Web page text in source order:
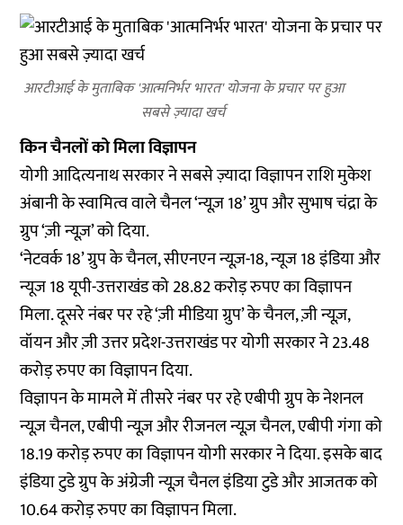
आरटीआई के मुताबिक 'आत्मनिर्भर भारत' योजना के प्रचार पर हुआ
सबसे ज़्यादा खर्च
किन चैनलों को मिला विज्ञापन
योगी आदित्यनाथ सरकार ने सबसे ज़्यादा विज्ञापन राशि मुकेश
अंबानी के स्वामित्व वाले चैनल ‘न्यूज़ 18’ ग्रुप और सुभाष चंद्रा के
ग्रुप ‘ज़ी न्यूज़’ को दिया.
‘नेटवर्क 18’ ग्रुप के चैनल, सीएनएन न्यूज़-18, न्यूज 18 इंडिया और
न्यूज 18 यूपी-उत्तराखंड को 28.82 करोड़ रुपए का विज्ञापन
मिला. दूसरे नंबर पर रहे ‘ज़ी मीडिया ग्रुप’ के चैनल, ज़ी न्यूज़,
वॉयन और ज़ी उत्तर प्रदेश-उत्तराखंड पर योगी सरकार ने 23.48
करोड़ रुपए का विज्ञापन दिया.
विज्ञापन के मामले में तीसरे नंबर पर रहे एबीपी ग्रुप के नेशनल
न्यूज़ चैनल, एबीपी न्यूज़ और रीजनल न्यूज़ चैनल, एबीपी गंगा को
18.19 करोड़ रुपए का विज्ञापन योगी सरकार ने दिया. इसके बाद
इंडिया टुडे ग्रुप के अंग्रेजी न्यूज़ चैनल इंडिया टुडे और आजतक को
10.64 करोड़ रुपए का विज्ञापन मिला.